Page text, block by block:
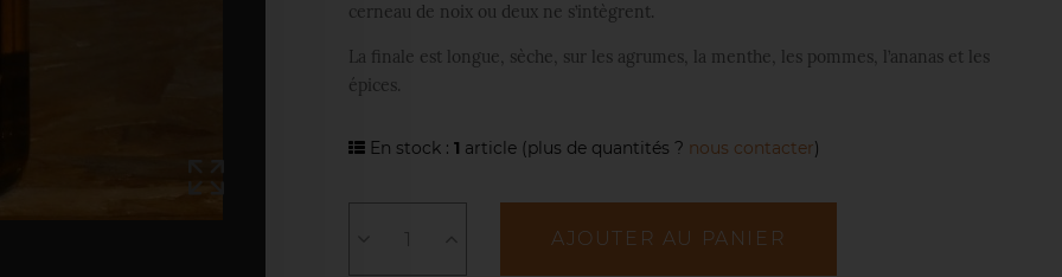
cerneau de noix ou deux ne s’intègrent.
La finale est longue, sèche, sur les agrumes, la menthe, les pommes, l’ananas et les
épices.
En stock : 1 article (plus de quantités ? nous contacter)
AJOUTER AU PANIER